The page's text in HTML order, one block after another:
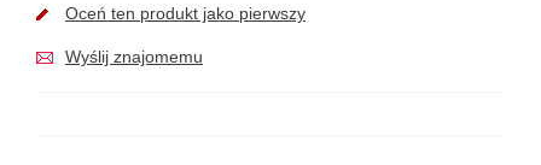
Oceń ten produkt jako pierwszy
Wyślij znajomemu